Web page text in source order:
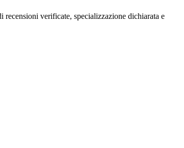
verificate, specializzazione dichiarata e